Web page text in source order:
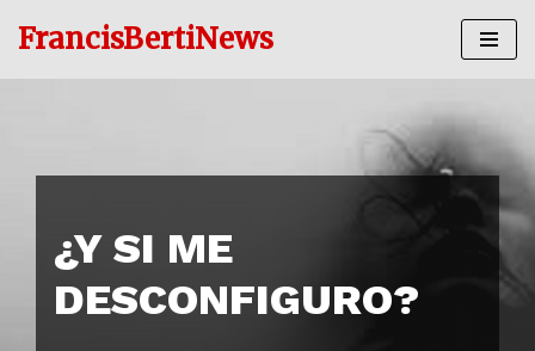
FrancisBertiNews
¿Y SI ME
DESCONFIGURO?